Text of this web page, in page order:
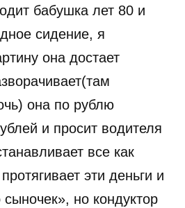
бабушка лет 80 и
сидение, я
она достает
она по рублю
и просит водителя
все как
эти деньги и
сыночек», но кондуктор